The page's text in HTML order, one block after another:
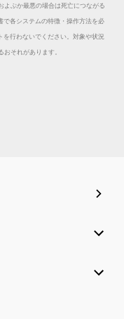
よぶか最悪の場合は死亡につながる
各システムの特徴・操作方法を必
行わないでください。対象や状況
それがあります。